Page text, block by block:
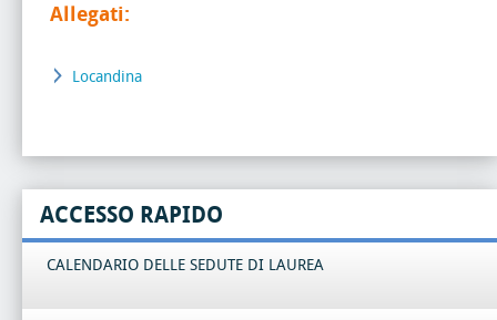
Allegati:
Locandina
ACCESSO RAPIDO
CALENDARIO DELLE SEDUTE DI LAUREA